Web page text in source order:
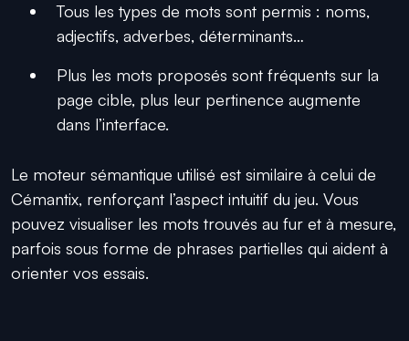
Tous les types de mots sont permis : noms,
adjectifs, adverbes, déterminants…
Plus les mots proposés sont fréquents sur la
page cible, plus leur pertinence augmente
dans l’interface.
Le moteur sémantique utilisé est similaire à celui de
Cémantix, renforçant l’aspect intuitif du jeu. Vous
pouvez visualiser les mots trouvés au fur et à mesure,
parfois sous forme de phrases partielles qui aident à
orienter vos essais.